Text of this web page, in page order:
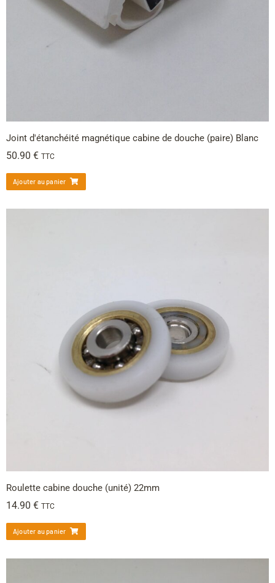
Joint d'étanchéité magnétique cabine de douche (paire) Blanc
50.90 € TTC
Ajouter au panier
Roulette cabine douche (unité) 22mm
14.90 € TTC
Ajouter au panier